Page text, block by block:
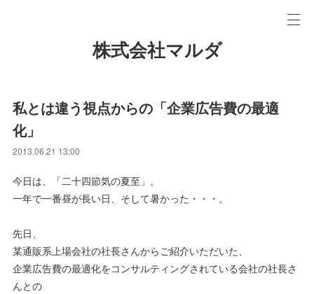
株式会社マルダ
私とは違う視点からの「企業広告費の最適
化」
2013.06.21 13:00
今日は、「二十四節気の夏至」。
一年で一番昼が長い日、そして暑かった・・・。
先日、
某通販系上場会社の社長さんからご紹介いただいた、
企業広告費の最適化をコンサルティングされている会社の社長さ
んとの